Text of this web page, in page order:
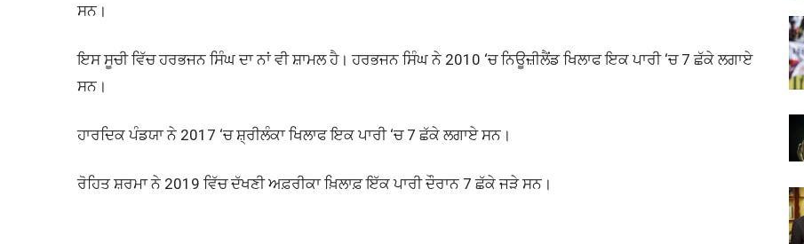
ਸਨ।
ਇਸ ਸੂਚੀ ਵਿੱਚ ਹਰਭਜਨ ਸਿੰਘ ਦਾ ਨਾਂ ਵੀ ਸ਼ਾਮਲ ਹੈ। ਹਰਭਜਨ ਸਿੰਘ ਨੇ 2010 ‘ਚ ਨਿਊਜ਼ੀਲੈਂਡ ਖਿਲਾਫ ਇਕ ਪਾਰੀ ‘ਚ 7 ਛੱਕੇ ਲਗਾਏ
ਸਨ।
ਹਾਰਦਿਕ ਪੰਡਯਾ ਨੇ 2017 ‘ਚ ਸ਼੍ਰੀਲੰਕਾ ਖਿਲਾਫ ਇਕ ਪਾਰੀ ‘ਚ 7 ਛੱਕੇ ਲਗਾਏ ਸਨ।
ਰੋਹਿਤ ਸ਼ਰਮਾ ਨੇ 2019 ਵਿੱਚ ਦੱਖਣੀ ਅਫ਼ਰੀਕਾ ਖ਼ਿਲਾਫ਼ ਇੱਕ ਪਾਰੀ ਦੌਰਾਨ 7 ਛੱਕੇ ਜੜੇ ਸਨ।